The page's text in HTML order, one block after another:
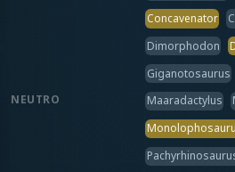
NEUTRO
Concavenator
Dimorphodon
Giganotosaurus
Maaradactylus